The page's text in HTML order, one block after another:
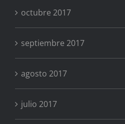
octubre 2017
septiembre 2017
agosto 2017
julio 2017